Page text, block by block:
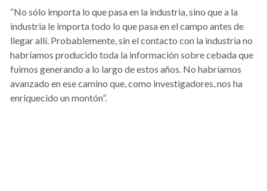
“No sólo importa lo que pasa en la industria, sino que a la
industria le importa todo lo que pasa en el campo antes de
llegar allí. Probablemente, sin el contacto con la industria no
habríamos producido toda la información sobre cebada que
fuimos generando a lo largo de estos años. No habríamos
avanzado en ese camino que, como investigadores, nos ha
enriquecido un montón”.